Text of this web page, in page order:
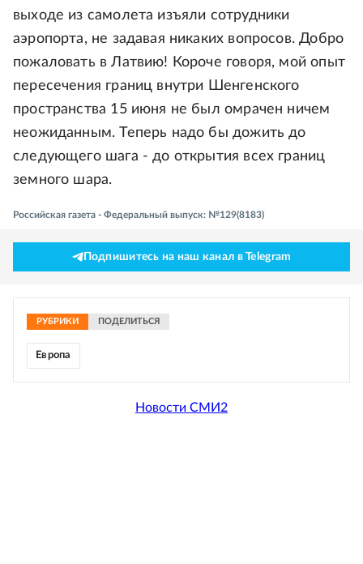
выходе из самолета изъяли сотрудники
аэропорта, не задавая никаких вопросов. Добро
пожаловать в Латвию! Короче говоря, мой опыт
пересечения границ внутри Шенгенского
пространства 15 июня не был омрачен ничем
неожиданным. Теперь надо бы дожить до
следующего шага - до открытия всех границ
земного шара.
Российская газета - Федеральный выпуск: №129(8183)
Подпишитесь на наш канал в Telegram
РУБРИКИ ПОДЕЛИТЬСЯ
Европа
Новости СМИ2